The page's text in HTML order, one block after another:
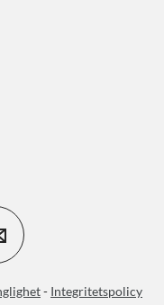
- Integritetspolicy